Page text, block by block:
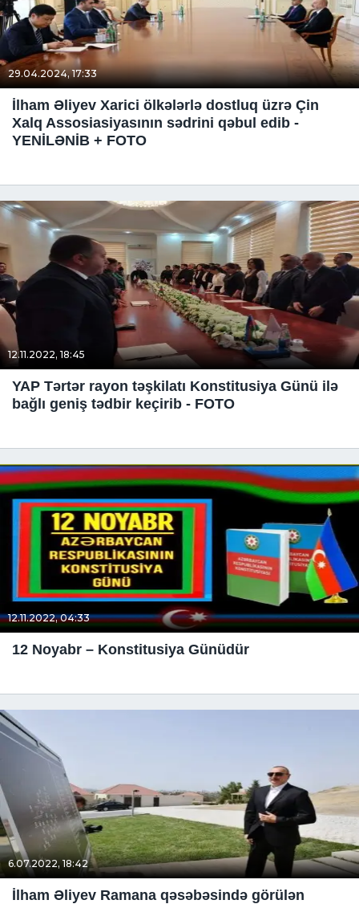
29.04.2024, 17:33
İlham Əliyev Xarici ölkələrlə dostluq üzrə Çin
Xalq Assosiasiyasının sədrini qəbul edib -
YENİLƏNİB + FOTO
12.11.2022, 18:45
YAP Tərtər rayon təşkilatı Konstitusiya Günü ilə
bağlı geniş tədbir keçirib - FOTO
12.11.2022, 04:33
12 Noyabr – Konstitusiya Günüdür
6.07.2022, 18:42
İlham Əliyev Ramana qəsəbəsində görülən